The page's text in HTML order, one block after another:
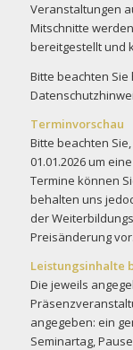
Veranstaltungen
Mitschnitte
bereitgestellt und
Bitte beachten
Terminvorschau
Bitte beachten
01.01.2026 um
Termine können
behalten uns
der
Preisänderung vor.
Leistungsinhalte
Die jeweils
angegeben: ein
Seminartag,